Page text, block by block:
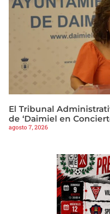
El Tribunal
de ‘Daimiel en
agosto 7, 2026